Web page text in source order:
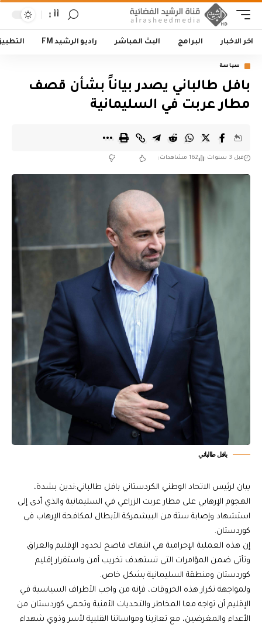
أأ
اخر الاخبار البرامج البث المباشر راديو الرشيد FM
سياسة
بافل طالباني يصدر بياناً بشأن قصف
مطار عربت في السليمانية
قبل 3 سنوات 162 مشاهدات
بافل طالباني
بيان لرئيس الاتحاد الوطني الكردستاني بافل طالباني: ندين بشدة،
الهجوم الإرهابي على مطار عربت الزراعي في السليمانية والذي أدى إلى
استشهاد وإصابة ستة من البيشمركة الأبطال لمكافحة الإرهاب في
كوردستان.
إن هذه العملية الإجرامية هي انتهاك فاضح لحدود الإقليم والعراق
وتأتي ضمن المؤامرات التي تستهدف تخريب أمن واستقرار إقليم
كوردستان ومنطقة السليمانية بشكل خاص.
ولمواجهة تكرار هذه الخروقات، فإنه من واجب الأطراف السياسية في
الإقليم أن تواجه معا المخاطر والتحديات الأمنية وتحمي كوردستان من
الأعداء والمغرضين، مع تعازينا ومواساتنا القلبية لأسر وذوي شهداء